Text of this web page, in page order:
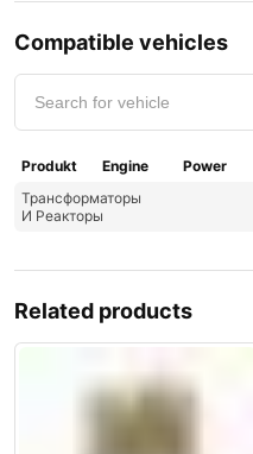
Compatible vehicles
Produkt Engine Power
Трансформаторы
И Реакторы
Related products